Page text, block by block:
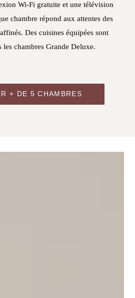
Wi-Fi gratuite et une télévision
chambre répond aux attentes des
Des cuisines équipées sont
les chambres Grande Deluxe.
+ DE 5 CHAMBRES